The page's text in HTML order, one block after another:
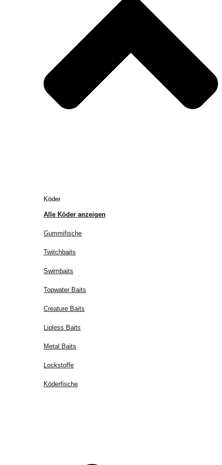
Köder
Alle Köder anzeigen
Gummifische
Twitchbaits
Swimbaits
Topwater Baits
Creature Baits
Lipless Baits
Metal Baits
Lockstoffe
Köderfische